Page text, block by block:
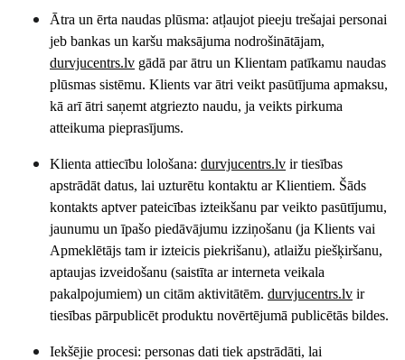
Ātra un ērta naudas plūsma: atļaujot pieeju trešajai personai
jeb bankas un karšu maksājuma nodrošinātājam,
durvjucentrs.lv gādā par ātru un Klientam patīkamu naudas
plūsmas sistēmu. Klients var ātri veikt pasūtījuma apmaksu,
kā arī ātri saņemt atgriezto naudu, ja veikts pirkuma
atteikuma pieprasījums.
Klienta attiecību lološana: durvjucentrs.lv ir tiesības
apstrādāt datus, lai uzturētu kontaktu ar Klientiem. Šāds
kontakts aptver pateicības izteikšanu par veikto pasūtījumu,
jaunumu un īpašo piedāvājumu izziņošanu (ja Klients vai
Apmeklētājs tam ir izteicis piekrišanu), atlaižu piešķiršanu,
aptaujas izveidošanu (saistīta ar interneta veikala
pakalpojumiem) un citām aktivitātēm. durvjucentrs.lv ir
tiesības pārpublicēt produktu novērtējumā publicētās bildes.
Iekšējie procesi: personas dati tiek apstrādāti, lai